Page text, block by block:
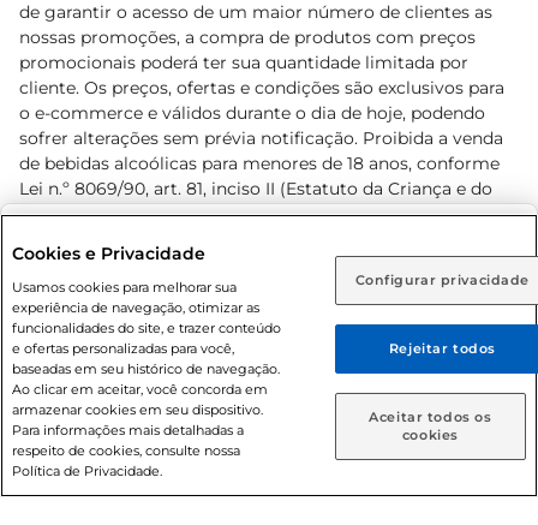
Rio de Janeiro (RJ) Goiás (GO)
Ou
Caso queira comprar online, informe como deseja receber
suas compras:
Entrega em casa Retire em Loja
de garantir o acesso de um maior número de clientes as
nossas promoções, a compra de produtos com preços
promocionais poderá ter sua quantidade limitada por
cliente. Os preços, ofertas e condições são exclusivos para
o e-commerce e válidos durante o dia de hoje, podendo
sofrer alterações sem prévia notificação. Proibida a venda
de bebidas alcoólicas para menores de 18 anos, conforme
Lei n.º 8069/90, art. 81, inciso II (Estatuto da Criança e do
Adolescente). Preços e condições exclusivos para o
prévio. O valor mínimo para as compras on-line é de R$
80,00.
© 2026 Copyright. Todos os direitos
reservados Prezunic.
Cookies e Privacidade
Usamos cookies para melhorar sua
experiência de navegação, otimizar as
funcionalidades do site, e trazer conteúdo
e ofertas personalizadas para você,
baseadas em seu histórico de navegação.
Ao clicar em aceitar, você concorda em
armazenar cookies em seu dispositivo.
Para informações mais detalhadas a
respeito de cookies, consulte nossa
Política de Privacidade.
Configurar privacidade
Rejeitar todos
Aceitar todos os
cookies